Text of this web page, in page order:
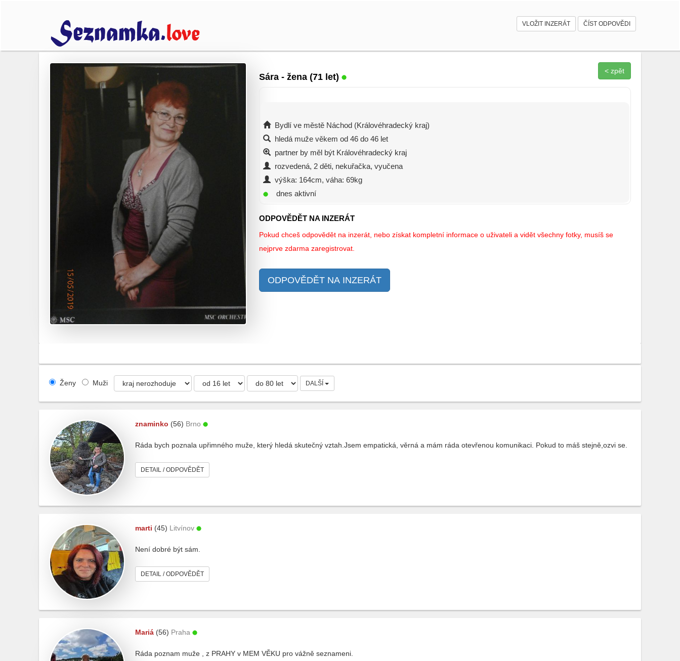
VLOŽIT INZERÁT ČÍST ODPOVĚDI
Sára - žena (71 let)
< zpět
Bydlí ve městě Náchod (Královéhradecký kraj)
hledá muže věkem od 46 do 46 let
partner by měl být Královéhradecký kraj
rozvedená, 2 děti, nekuřačka, vyučena
výška: 164cm, váha: 69kg
dnes aktivní
ODPOVĚDĚT NA INZERÁT
Pokud chceš odpovědět na inzerát, nebo získat kompletní informace o uživateli a vidět všechny fotky, musíš se
nejprve zdarma zaregistrovat.
ODPOVĚDĚT NA INZERÁT
Ženy Muži DALŠÍ
znaminko (56) Brno
Ráda bych poznala upřimného muže, který hledá skutečný vztah.Jsem empatická, věrná a mám ráda otevřenou komunikaci. Pokud to máš stejně,ozvi se.
DETAIL / ODPOVĚDĚT
marti (45) Litvínov
Není dobré být sám.
DETAIL / ODPOVĚDĚT
Mariá (56) Praha
Ráda poznam muže , z PRAHY v MEM VĚKU pro vážně seznameni.